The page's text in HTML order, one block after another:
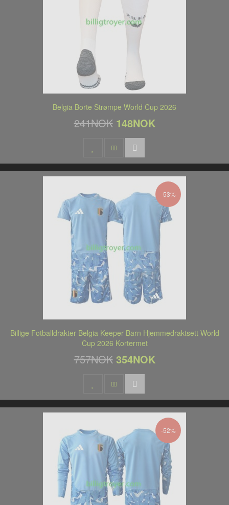
Belgia Borte Strømpe World Cup 2026
241NOK 148NOK
-53%
Billige Fotballdrakter Belgia Keeper Barn Hjemmedraktsett World
Cup 2026 Kortermet
757NOK 354NOK
-52%